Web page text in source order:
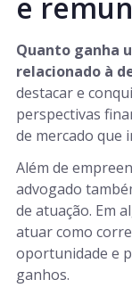
Quanto ganha
relacionado à
destacar e
perspectivas
de mercado que
Além de
advogado
de atuação. Em
atuar como
oportunidade e
ganhos.